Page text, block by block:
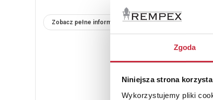
Zgoda
Niniejsza strona
Wykorzystujemy pliki
Zobacz pełne informacje